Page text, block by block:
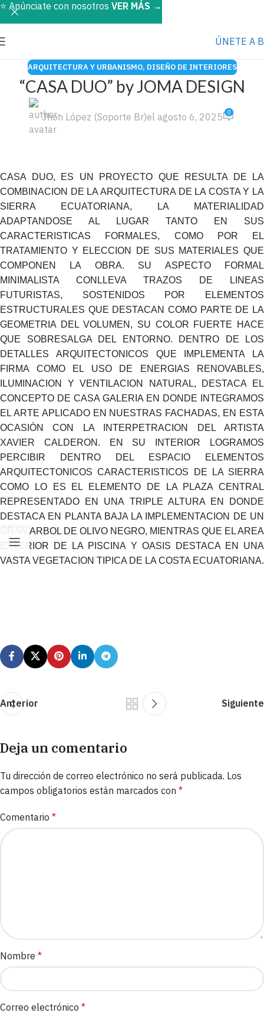
ÚNETE A
ARQUITECTURA Y URBANISMO, DISEÑO DE INTERIORES
“CASA DUO” by JOMA DESIGN
Jhon López (Soporte Br)el agosto 6, 2025 0
CASA DUO, ES UN PROYECTO QUE RESULTA DE LA
COMBINACION DE LA ARQUITECTURA DE LA COSTA Y LA
SIERRA ECUATORIANA, LA MATERIALIDAD
ADAPTANDOSE AL LUGAR TANTO EN SUS
CARACTERISTICAS FORMALES, COMO POR EL
TRATAMIENTO Y ELECCION DE SUS MATERIALES QUE
COMPONEN LA OBRA. SU ASPECTO FORMAL
MINIMALISTA CONLLEVA TRAZOS DE LINEAS
FUTURISTAS, SOSTENIDOS POR ELEMENTOS
ESTRUCTURALES QUE DESTACAN COMO PARTE DE LA
GEOMETRIA DEL VOLUMEN, SU COLOR FUERTE HACE
QUE SOBRESALGA DEL ENTORNO. DENTRO DE LOS
DETALLES ARQUITECTONICOS QUE IMPLEMENTA LA
FIRMA COMO EL USO DE ENERGIAS RENOVABLES,
ILUMINACION Y VENTILACION NATURAL, DESTACA EL
CONCEPTO DE CASA GALERIA EN DONDE INTEGRAMOS
EL ARTE APLICADO EN NUESTRAS FACHADAS, EN ESTA
OCASIÓN CON LA INTERPETRACION DEL ARTISTA
XAVIER CALDERON. EN SU INTERIOR LOGRAMOS
PERCIBIR DENTRO DEL ESPACIO ELEMENTOS
ARQUITECTONICOS CARACTERISTICOS DE LA SIERRA
COMO LO ES EL ELEMENTO DE LA PLAZA CENTRAL
REPRESENTADO EN UNA TRIPLE ALTURA EN DONDE
DESTACA EN PLANTA BAJA LA IMPLEMENTACION DE UN
GRAN ARBOL DE OLIVO NEGRO, MIENTRAS QUE EL AREA
EXTERIOR DE LA PISCINA Y OASIS DESTACA EN UNA
VASTA VEGETACION TIPICA DE LA COSTA ECUATORIANA.
Anterior Siguiente
Deja un comentario
Tu dirección de correo electrónico no será publicada. Los
campos obligatorios están marcados con *
Comentario *
Nombre *
Correo electrónico *
⭐️ Anúnciate con nosotros VER MÁS →